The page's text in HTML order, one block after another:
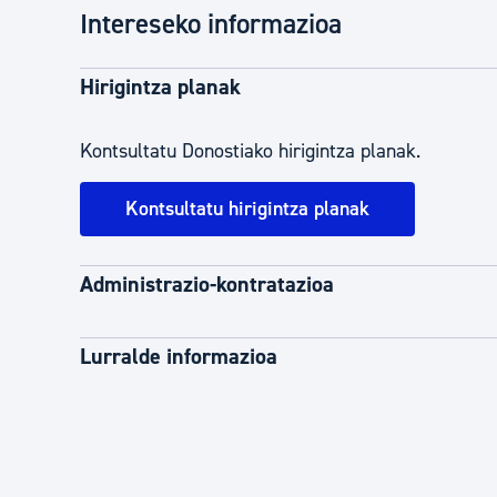
Intereseko informazioa
Hirigintza planak
Kontsultatu Donostiako hirigintza planak.
Kontsultatu hirigintza planak
Administrazio-kontratazioa
Lurralde informazioa